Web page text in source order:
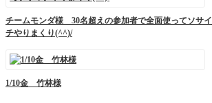
チームモンダ様 30名超えの参加者で全面使ってソサイ
チやりまくり(^^)/
1/10金 竹林様